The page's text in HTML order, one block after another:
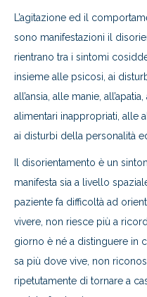
L’agitazione ed il
sono manifestazioni il
rientrano tra i sintomi
insieme alle psicosi, ai
all’ansia, alle manie,
alimentari inappropriati, alle
ai disturbi della personalità
Il disorientamento è un
manifesta sia a livello
paziente fa difficoltà ad
vivere, non riesce più a
giorno è né a distinguere in
sa più dove vive, non
ripetutamente di tornare a